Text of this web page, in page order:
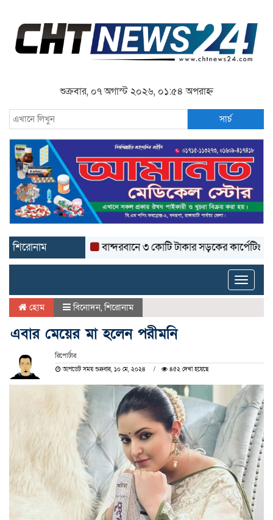
শুক্রবার, ০৭ অগাস্ট ২০২৬, ০১:৫৪ অপরাহ্ন
সার্চ
শিরোনাম বান্দরবানে ৩ কোটি টাকার সড়কের কার্পেটিং উঠে
Toggle
হোম বিনোদন,শিরোনাম
এবার মেয়ের মা হলেন পরীমনি
রিপোর্টার
আপডেট সময় শুক্রবার, ১০ মে, ২০২৪ ৪৫২ দেখা হয়েছে